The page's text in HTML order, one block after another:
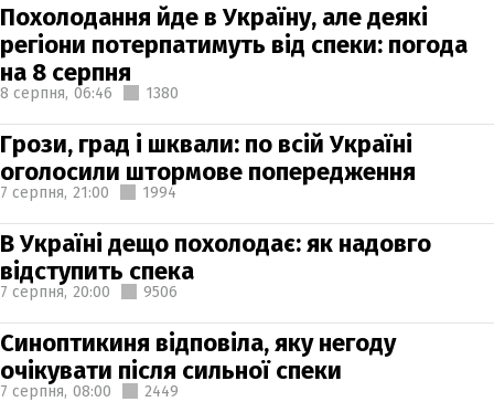
Похолодання йде в Україну, але деякі
регіони потерпатимуть від спеки: погода
на 8 серпня
8 серпня, 06:46 1380
Грози, град і шквали: по всій Україні
оголосили штормове попередження
7 серпня, 21:00 1994
В Україні дещо похолодає: як надовго
відступить спека
7 серпня, 20:00 9506
Синоптикиня відповіла, яку негоду
очікувати після сильної спеки
7 серпня, 08:00 2449